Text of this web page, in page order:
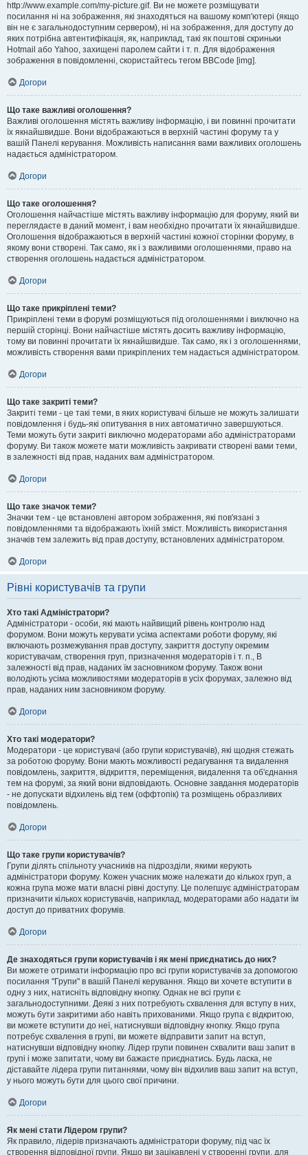
http://www.example.com/my-picture.gif. Ви не можете розміщувати
посилання ні на зображення, які знаходяться на вашому комп'ютері (якщо
він не є загальнодоступним сервером), ні на зображення, для доступу до
яких потрібна автентифікація, як, наприклад, такі як поштові скриньки
Hotmail або Yahoo, захищені паролем сайти і т. п. Для відображення
зображення в повідомленні, скористайтесь тегом BBCode [img].
Догори
Що таке важливі оголошення?
Важливі оголошення містять важливу інформацію, і ви повинні прочитати
їх якнайшвидше. Вони відображаються в верхній частині форуму та у
вашій Панелі керування. Можливість написання вами важливих оголошень
надається адміністратором.
Догори
Що таке оголошення?
Оголошення найчастіше містять важливу інформацію для форуму, який ви
переглядаєте в даний момент, і вам необхідно прочитати їх якнайшвидше.
Оголошення відображаються в верхній частині кожної сторінки форуму, в
якому вони створені. Так само, як і з важливими оголошеннями, право на
створення оголошень надається адміністратором.
Догори
Що таке прикріплені теми?
Прикріплені теми в форумі розміщуються під оголошеннями і виключно на
першій сторінці. Вони найчастіше містять досить важливу інформацію,
тому ви повинні прочитати їх якнайшвидше. Так само, як і з оголошеннями,
можливість створення вами прикріплених тем надається адміністратором.
Догори
Що таке закриті теми?
Закриті теми - це такі теми, в яких користувачі більше не можуть залишати
повідомлення і будь-які опитування в них автоматично завершуються.
Теми можуть бути закриті виключно модераторами або адміністраторами
форуму. Ви також можете мати можливість закривати створені вами теми,
в залежності від прав, наданих вам адміністратором.
Догори
Що таке значок теми?
Значки тем - це встановлені автором зображення, які пов'язані з
повідомленнями та відображають їхній зміст. Можливість використання
значків тем залежить від прав доступу, встановлених адміністратором.
Догори
Рівні користувачів та групи
Хто такі Адміністратори?
Адміністратори - особи, які мають найвищий рівень контролю над
форумом. Вони можуть керувати усіма аспектами роботи форуму, які
включають розмежування прав доступу, закриття доступу окремим
користувачам, створення груп, призначення модераторів і т. п., В
залежності від прав, наданих їм засновником форуму. Також вони
володіють усіма можливостями модераторів в усіх форумах, залежно від
прав, наданих ним засновником форуму.
Догори
Хто такі модератори?
Модератори - це користувачі (або групи користувачів), які щодня стежать
за роботою форуму. Вони мають можливості редагування та видалення
повідомлень, закриття, відкриття, переміщення, видалення та об'єднання
тем на форумі, за який вони відповідають. Основне завдання модераторів
- не допускати відхилень від тем (оффтопік) та розміщень образливих
повідомлень.
Догори
Що таке групи користувачів?
Групи ділять спільноту учасників на підрозділи, якими керують
адміністратори форуму. Кожен учасник може належати до кількох груп, а
кожна група може мати власні рівні доступу. Це полегшує адміністраторам
призначити кількох користувачів, наприклад, модераторами або надати їм
доступ до приватних форумів.
Догори
Де знаходяться групи користувачів і як мені приєднатись до них?
Ви можете отримати інформацію про всі групи користувачів за допомогою
посилання "Групи" в вашій Панелі керування. Якщо ви хочете вступити в
одну з них, натисніть відповідну кнопку. Однак не всі групи є
загальнодоступними. Деякі з них потребують схвалення для вступу в них,
можуть бути закритими або навіть прихованими. Якщо група є відкритою,
ви можете вступити до неї, натиснувши відповідну кнопку. Якщо група
потребує схвалення в групі, ви можете відправити запит на вступ,
натиснувши відповідну кнопку. Лідер групи повинен схвалити ваш запит в
групі і може запитати, чому ви бажаєте приєднатись. Будь ласка, не
діставайте лідера групи питаннями, чому він відхилив ваш запит на вступ,
у нього можуть бути для цього свої причини.
Догори
Як мені стати Лідером групи?
Як правило, лідерів призначають адміністратори форуму, під час їх
створення відповідної групи. Якщо ви зацікавлені у створенні групи, для